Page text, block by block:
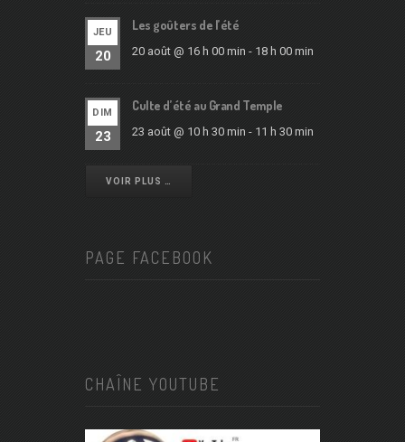
JEU
20
Les goûters de l’été
20 août @ 16 h 00 min - 18 h 00 min
DIM
23
Culte d’été au Grand Temple
23 août @ 10 h 30 min - 11 h 30 min
VOIR PLUS …
PAGE FACEBOOK
CHAÎNE YOUTUBE